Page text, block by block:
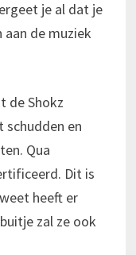
je al dat je
de muziek
de Shokz
schudden en
Qua
Dit is
heeft er
zal ze ook